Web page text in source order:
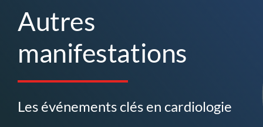
PUBLICATIONS
Autres
manifestations
Les événements clés en cardiologie